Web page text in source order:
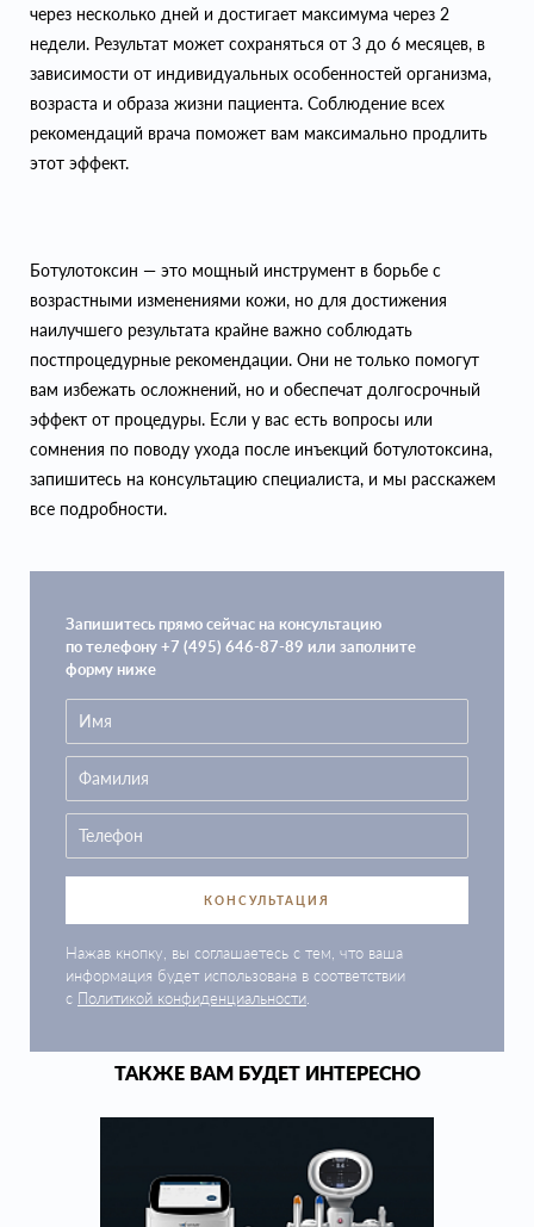
через несколько дней и достигает максимума через 2
недели. Результат может сохраняться от 3 до 6 месяцев, в
зависимости от индивидуальных особенностей организма,
возраста и образа жизни пациента. Соблюдение всех
рекомендаций врача поможет вам максимально продлить
этот эффект.
Ботулотоксин — это мощный инструмент в борьбе с
возрастными изменениями кожи, но для достижения
наилучшего результата крайне важно соблюдать
постпроцедурные рекомендации. Они не только помогут
вам избежать осложнений, но и обеспечат долгосрочный
эффект от процедуры. Если у вас есть вопросы или
сомнения по поводу ухода после инъекций ботулотоксина,
запишитесь на консультацию специалиста, и мы расскажем
все подробности.
Запишитесь прямо сейчас на консультацию
по телефону +7 (495) 646-87-89 или заполните
форму ниже
КОНСУЛЬТАЦИЯ
Нажав кнопку, вы соглашаетесь с тем, что ваша
информация будет использована в соответствии
с Политикой конфиденциальности
ТАКЖЕ ВАМ БУДЕТ ИНТЕРЕСНО